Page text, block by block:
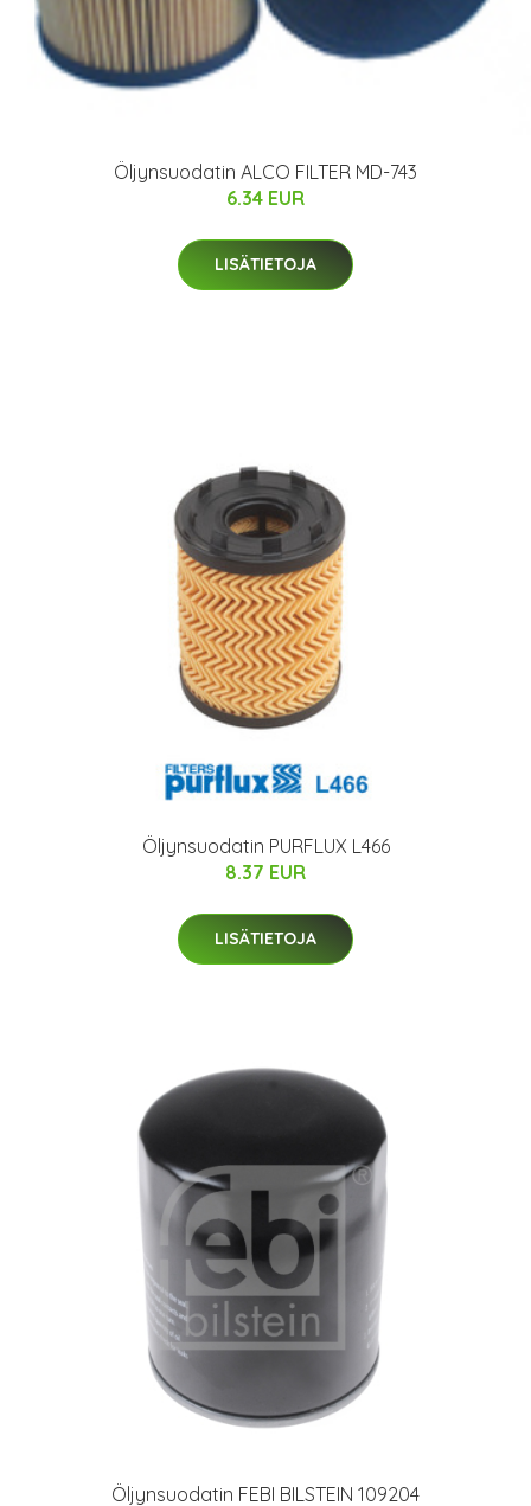
Öljynsuodatin ALCO FILTER MD-743
6.34 EUR
LISÄTIETOJA
Öljynsuodatin PURFLUX L466
8.37 EUR
LISÄTIETOJA
Öljynsuodatin FEBI BILSTEIN 109204